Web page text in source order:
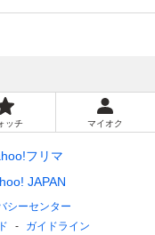
ッチ マイオク
フリマ
JAPAN
シーセンター
ガイドライン